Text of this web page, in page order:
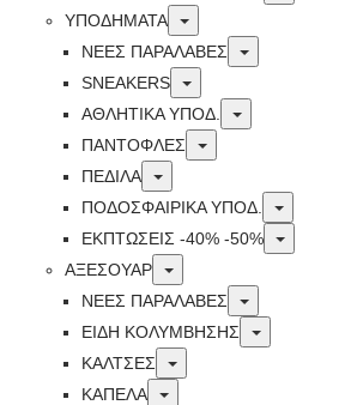
ΥΠΟΔΗΜΑΤΑ
Toggle
ΝΕΕΣ ΠΑΡΑΛΑΒΕΣ
Toggle
SNEAKERS
Toggle
ΑΘΛΗΤΙΚΑ ΥΠΟΔ.
Toggle
ΠΑΝΤΟΦΛΕΣ
Toggle
ΠΕΔΙΛΑ
Toggle
ΠΟΔΟΣΦΑΙΡΙΚΑ ΥΠΟΔ.
Toggle
ΕΚΠΤΏΣΕΙΣ -40% -50%
Toggle
ΑΞΕΣΟΥΑΡ
Toggle
ΝΕΕΣ ΠΑΡΑΛΑΒΕΣ
Toggle
ΕΙΔΗ ΚΟΛΥΜΒΗΣΗΣ
Toggle
ΚΑΛΤΣΕΣ
Toggle
ΚΑΠΕΛΑ
Toggle